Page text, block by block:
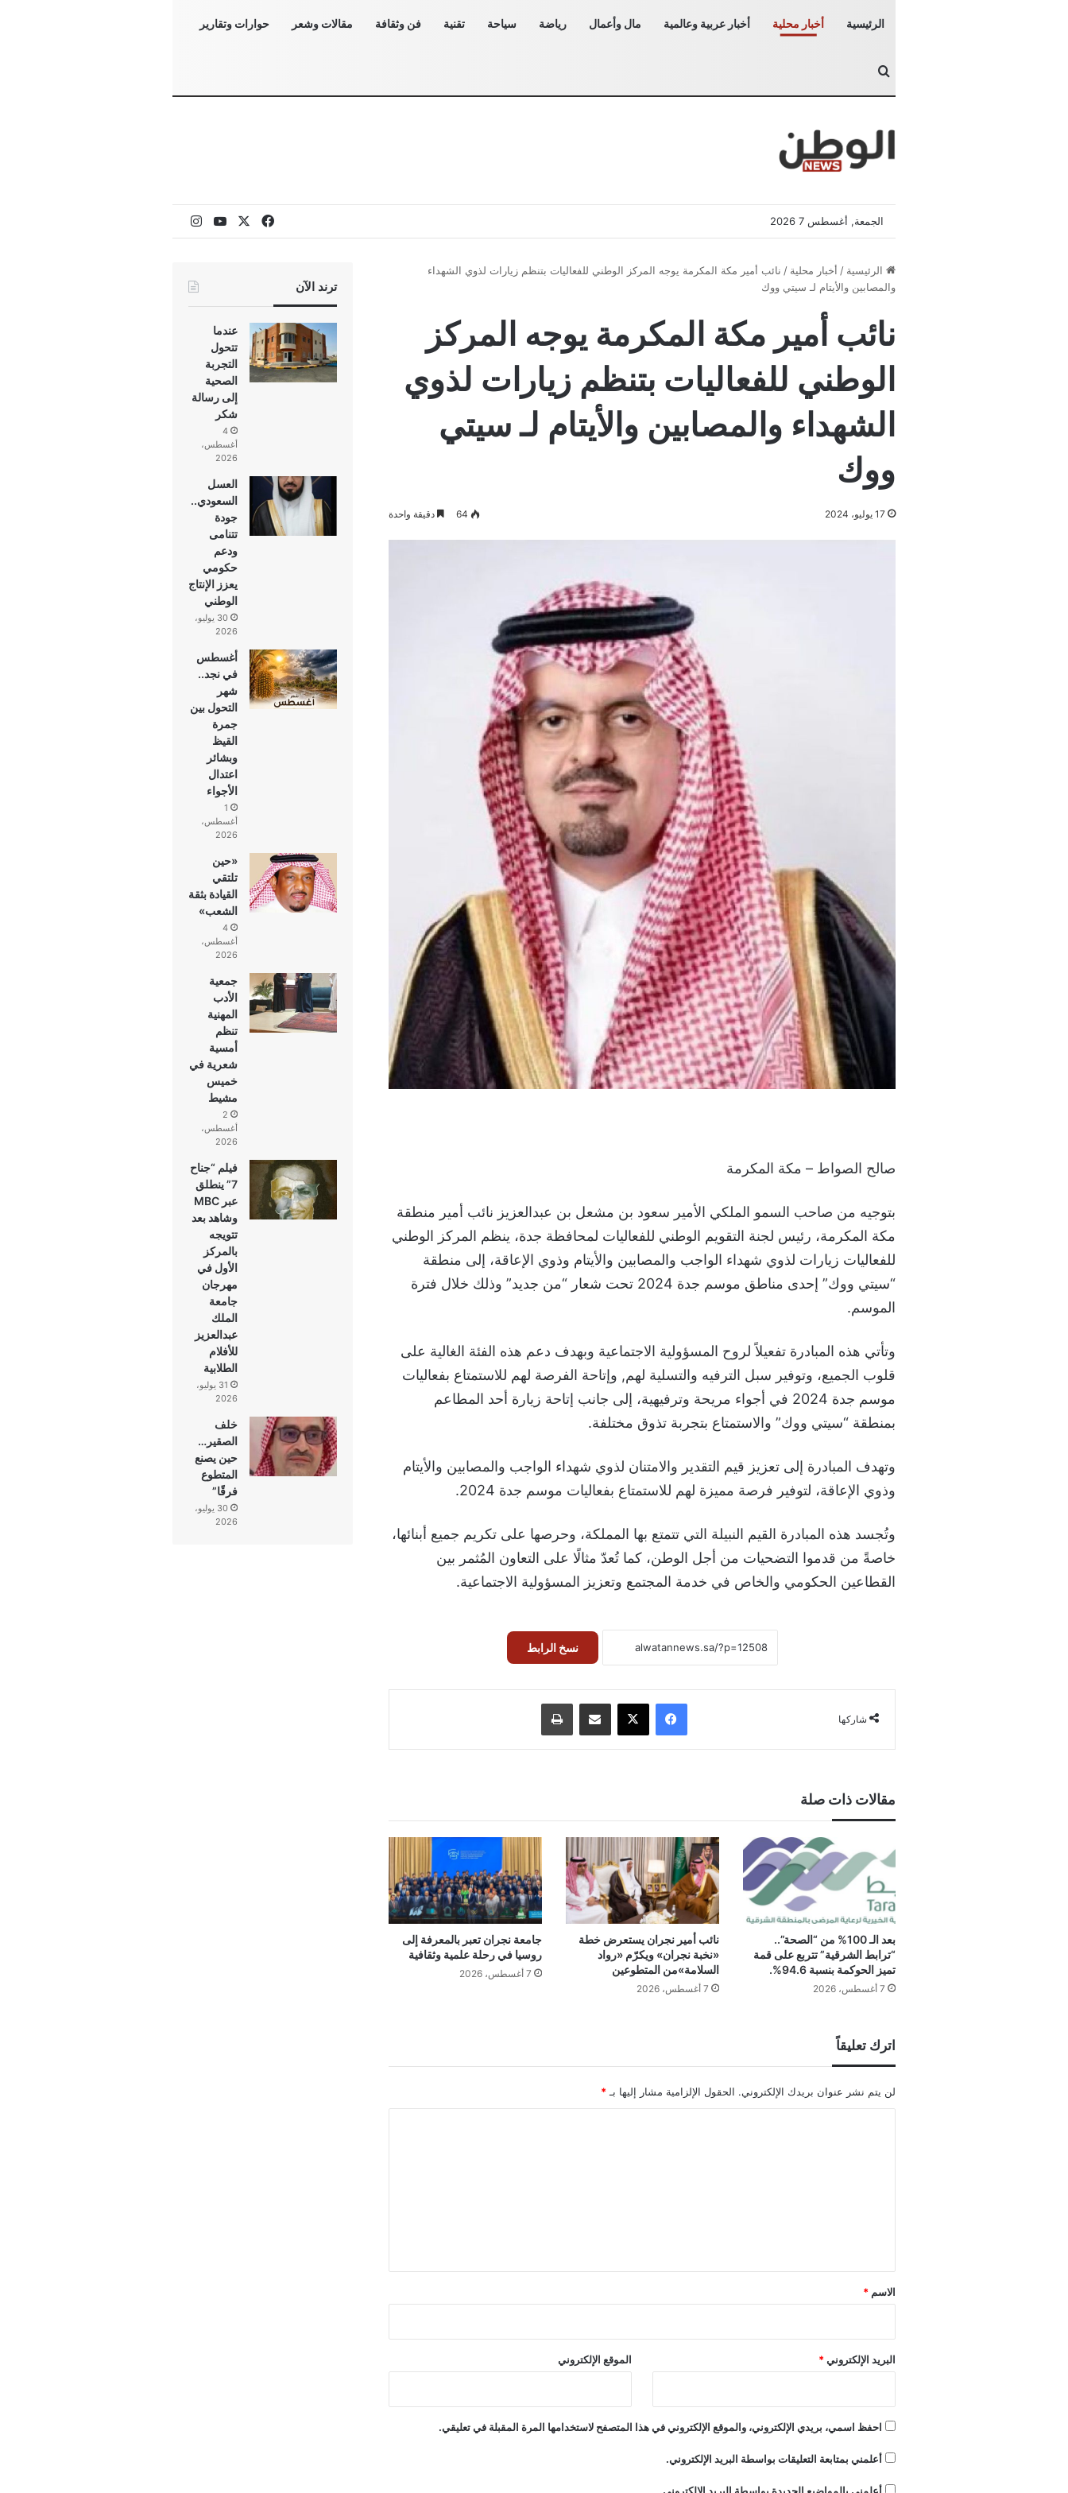
الرئيسية أخبار محلية أخبار عربية وعالمية مال وأعمال رياضة سياحة تقنية فن وثقافة مقالات وشعر حوارات وتقارير
بحث عن
الجمعة, أغسطس 7 2026 فيسبوك ‫YouTubeانستقرام
الرئيسية / أخبار محلية / نائب أمير مكة المكرمة يوجه المركز الوطني للفعاليات بتنظم زيارات لذوي الشهداء
والمصابين والأيتام لـ سيتي ووك
نائب أمير مكة المكرمة يوجه المركز
الوطني للفعاليات بتنظم زيارات لذوي
الشهداء والمصابين والأيتام لـ سيتي
ووك
17 يوليو، 2024 64 دقيقة واحدة
صالح الصواط – مكة المكرمة
بتوجيه من صاحب السمو الملكي الأمير سعود بن مشعل بن عبدالعزيز نائب أمير منطقة
مكة المكرمة، رئيس لجنة التقويم الوطني للفعاليات لمحافظة جدة، ينظم المركز الوطني
للفعاليات زيارات لذوي شهداء الواجب والمصابين والأيتام وذوي الإعاقة، إلى منطقة
“سيتي ووك” إحدى مناطق موسم جدة 2024 تحت شعار “من جديد” وذلك خلال فترة
الموسم.
وتأتي هذه المبادرة تفعيلاً لروح المسؤولية الاجتماعية وبهدف دعم هذه الفئة الغالية على
قلوب الجميع، وتوفير سبل الترفيه والتسلية لهم, وإتاحة الفرصة لهم للاستمتاع بفعاليات
موسم جدة 2024 في أجواء مريحة وترفيهية، إلى جانب إتاحة زيارة أحد المطاعم
بمنطقة “سيتي ووك” والاستمتاع بتجربة تذوق مختلفة.
وتهدف المبادرة إلى تعزيز قيم التقدير والامتنان لذوي شهداء الواجب والمصابين والأيتام
وذوي الإعاقة، لتوفير فرصة مميزة لهم للاستمتاع بفعاليات موسم جدة 2024.
وتُجسد هذه المبادرة القيم النبيلة التي تتمتع بها المملكة، وحرصها على تكريم جميع أبنائها،
خاصةً من قدموا التضحيات من أجل الوطن، كما تُعدّ مثالًا على التعاون المُثمر بين
القطاعين الحكومي والخاص في خدمة المجتمع وتعزيز المسؤولية الاجتماعية.
نسخ الرابط
شاركها
فيسبوك ‫X مشاركة عبر البريد طباعة
مقالات ذات صلة
بعد الـ 100% من “الصحة”..
“ترابط الشرقية” تتربع على قمة
تميز الحوكمة بنسبة 94.6%.
7 أغسطس، 2026
نائب أمير نجران يستعرض خطة
«نخبة نجران» ويكرّم «رواد
السلامة»من المتطوعين
7 أغسطس، 2026
جامعة نجران تعبر بالمعرفة إلى
روسيا في رحلة علمية وثقافية
7 أغسطس، 2026
اترك تعليقاً
لن يتم نشر عنوان بريدك الإلكتروني. الحقول الإلزامية مشار إليها بـ *
*
الاسم *
البريد الإلكتروني* الموقع الإلكتروني
احفظ اسمي، بريدي الإلكتروني، والموقع الإلكتروني في هذا المتصفح لاستخدامها المرة المقبلة في تعليقي.
أعلمني بمتابعة التعليقات بواسطة البريد الإلكتروني.
ترند الآن
عندما
تتحول
التجربة
الصحية
إلى رسالة
شكر
4
أغسطس،
2026
العسل
السعودي..
جودة
تتنامى
ودعم
حكومي
يعزز الإنتاج
الوطني
30 يوليو،
2026
أغسطس
في نجد..
شهر
التحول بين
جمرة
القيظ
وبشائر
اعتدال
الأجواء
1
أغسطس،
2026
«حين
تلتقي
القيادة بثقة
الشعب»
4
أغسطس،
2026
جمعية
الأدب
المهنية
تنظم
أمسية
شعرية في
خميس
مشيط
2
أغسطس،
2026
فيلم “جناح
7” ينطلق
عبر MBC
وشاهد بعد
تتويجه
بالمركز
الأول في
مهرجان
جامعة
الملك
عبدالعزيز
للأفلام
الطلابية
31 يوليو،
2026
خلف
الصقير…
حين يصنع
المتطوع
فرقًا”
30 يوليو،
2026